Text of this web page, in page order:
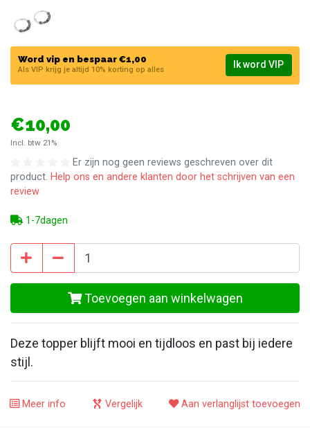
Word vip en bespaar €1,00
Als VIP krijg je altijd 10% korting op alles Ik word VIP
€10,00
Incl. btw 21%
Er zijn nog geen reviews geschreven over dit
product. Help ons en andere klanten door het schrijven van een
review
1-7dagen
Toevoegen aan winkelwagen
Deze topper blijft mooi en tijdloos en past bij iedere
stijl.
Meer info Vergelijk Aan verlanglijst toevoegen